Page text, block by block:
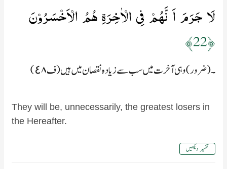
لَا جَرَمَ اَ نَّهُمۡ فِى الۡاٰخِرَةِ هُمُ الۡاَخۡسَرُوۡنَ‏
﴿22﴾
۔ (ضرور) وہی آخرت میں سب سے زیادہ نقصان میں ہیں (ف٤۸)
They will be, unnecessarily, the greatest losers in
the Hereafter.
تفسیر دیکھیں